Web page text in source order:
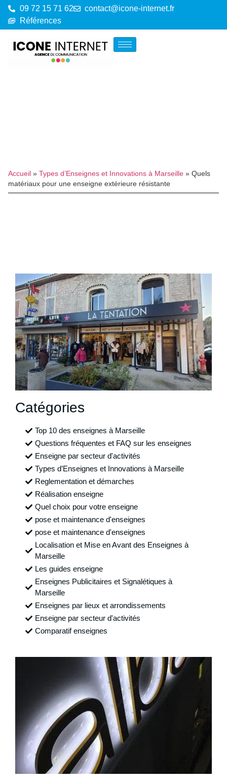
09 72 15 71 62
contact@icone-internet.fr
Références
Accueil » Types d’Enseignes et Innovations à Marseille » Quels
matériaux pour une enseigne extérieure résistante
Catégories
Top 10 des enseignes à Marseille
Questions fréquentes et FAQ sur les enseignes
Enseigne par secteur d'activités
Types d’Enseignes et Innovations à Marseille
Reglementation et démarches
Réalisation enseigne
Quel choix pour votre enseigne
pose et maintenance d'enseignes
pose et maintenance d'enseignes
Localisation et Mise en Avant des Enseignes à
Marseille
Les guides enseigne
Enseignes Publicitaires et Signalétiques à
Marseille
Enseignes par lieux et arrondissements
Enseigne par secteur d'activités
Comparatif enseignes